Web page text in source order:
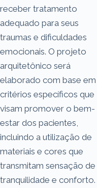
receber tratamento
adequado para seus
traumas e dificuldades
emocionais. O projeto
arquitetônico será
elaborado com base em
critérios específicos que
visam promover o bem-
estar dos pacientes,
incluindo a utilização de
materiais e cores que
transmitam sensação de
tranquilidade e conforto.